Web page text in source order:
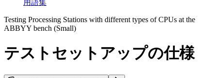
用語集
Testing Processing Stations with different types of CPUs at the
ABBYY bench (Small)
テストセットアップの仕様